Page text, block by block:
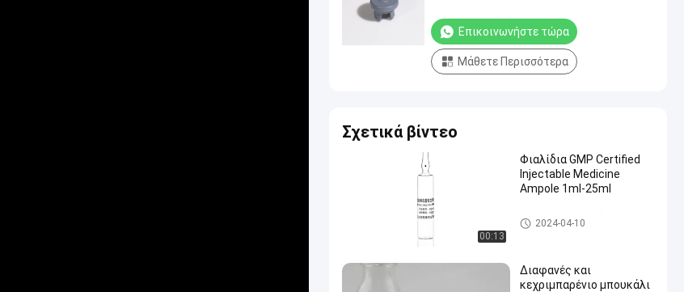
Επικοινωνήστε τώρα
Μάθετε Περισσότερα
Σχετικά βίντεο
00:13
Φιαλίδια GMP Certified
Injectable Medicine
Ampole 1ml-25ml
φιαλλίδιο γυαλιού
2024-04-10
Διαφανές και
κεχριμπαρένιο μπουκάλι